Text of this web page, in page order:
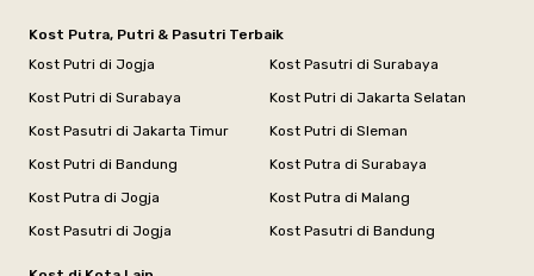
Kost Putra, Putri & Pasutri Terbaik
Kost Putri di Jogja
Kost Pasutri di Surabaya
Kost Putri di Surabaya
Kost Putri di Jakarta Selatan
Kost Pasutri di Jakarta Timur
Kost Putri di Sleman
Kost Putri di Bandung
Kost Putra di Surabaya
Kost Putra di Jogja
Kost Putra di Malang
Kost Pasutri di Jogja
Kost Pasutri di Bandung